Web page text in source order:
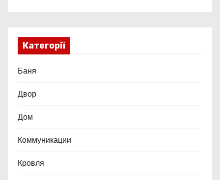
Категорії
Баня
Двор
Дом
Коммуникации
Кровля